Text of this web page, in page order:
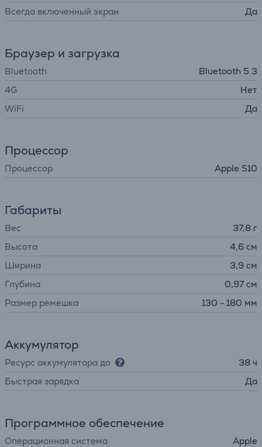
Всегда включенный экран Да
Браузер и загрузка
Bluetooth
Bluetooth 5.3
4G
Нет
WiFi
Да
Процессор
Процессор Apple S10
Габариты
Вес
37,8 г
Высота
4,6 см
Ширина
3,9 см
Глубина
0,97 см
Размер ремешка
130 - 180 мм
Аккумулятор
Ресурс аккумулятора до
38 ч
Быстрая зарядка
Да
Программное обеспечение
Операционная система
Apple